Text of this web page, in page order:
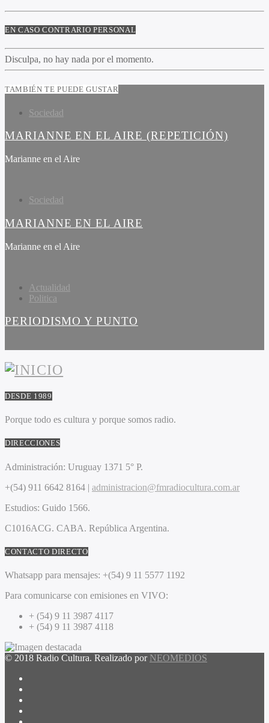
EN CASO CONTRARIO PERSONAL
Disculpa, no hay nada por el momento.
TAMBIÉN TE PUEDE GUSTAR
Sociedad
MARIANNE EN EL AIRE (REPETICIÓN)
Marianne en el Aire
Sociedad
MARIANNE EN EL AIRE
Marianne en el Aire
Actualidad
Politica
PERIODISMO Y PUNTO
DESDE 1989
Porque todo es cultura y porque somos radio.
DIRECCIONES
Administración: Uruguay 1371 5° P.
+(54) 911 6642 8164 | administracion@fmradiocultura.com.ar
Estudios: Guido 1566.
C1016ACG. CABA. República Argentina.
CONTACTO DIRECTO
Whatsapp para mensajes: +(54) 9 11 5577 1192
Para comunicarse con emisiones en VIVO:
+ (54) 9 11 3987 4117
+ (54) 9 11 3987 4118
© 2018 Radio Cultura. Realizado por NEOMEDIOS